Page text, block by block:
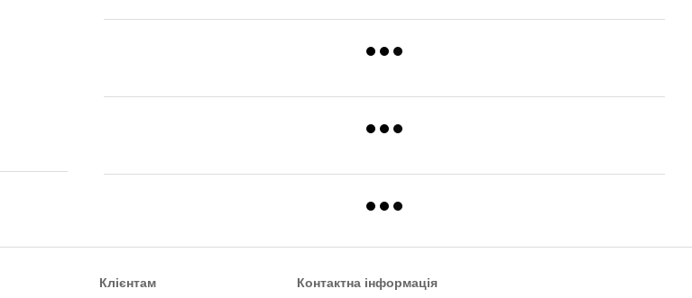
Клієнтам Контактна інформація